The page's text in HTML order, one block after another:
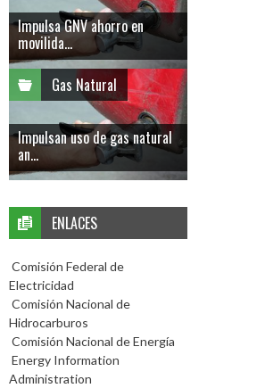
Impulsa GNV ahorro en
movilida...
Gas Natural
Impulsan uso de gas natural
an...
ENLACES
Comisión Federal de
Electricidad
Comisión Nacional de
Hidrocarburos
Comisión Nacional de Energía
Energy Information
Administration